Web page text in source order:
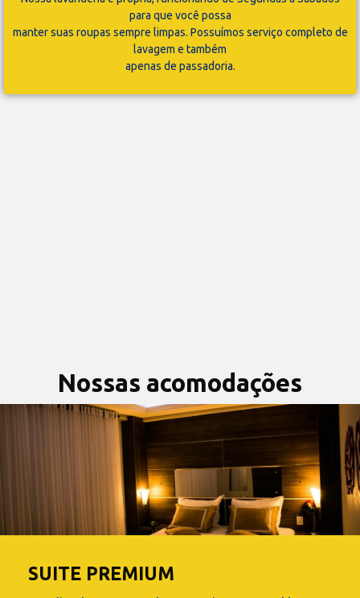
para que você possa
manter suas roupas sempre limpas. Possuímos serviço completo de
lavagem e também
apenas de passadoria.
Nossas acomodações
SUITE PREMIUM